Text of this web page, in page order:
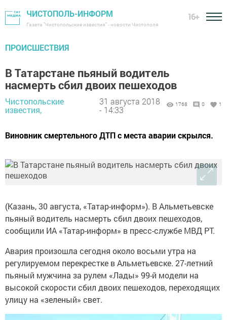
ЧИСТОПОЛЬ-ИНФОРМ
Газета "Чистопольские известия" - новости Чистополя
16+
ПРОИСШЕСТВИЯ
В Татарстане пьяный водитель
насмерть сбил двоих пешеходов
Чистопольские
известия,
31 августа 2018
- 14:33
1768 0 1
Виновник смертельного ДТП с места аварии скрылся.
(Казань, 30 августа, «Татар-информ»). В Альметьевске
пьяный водитель насмерть сбил двоих пешеходов,
сообщили ИА «Татар-информ» в пресс-службе МВД РТ.
Авария произошла сегодня около восьми утра на
регулируемом перекрестке в Альметьевске. 27-летний
пьяный мужчина за рулем «Лады» 99-й модели на
высокой скорости сбил двоих пешеходов, переходящих
улицу на «зеленый» свет.